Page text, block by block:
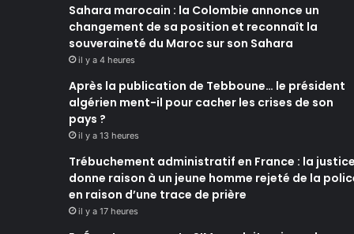
Sahara marocain : la Colombie annonce un
changement de sa position et reconnaît la
souveraineté du Maroc sur son Sahara
il y a 4 heures
Après la publication de Tebboune… le président
algérien ment-il pour cacher les crises de son
pays ?
il y a 13 heures
Trébuchement administratif en France : la
donne raison à un jeune homme rejeté de la
en raison d’une trace de prière
il y a 17 heures